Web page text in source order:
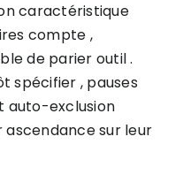
caractéristique
compte ,
de parier outil .
spécifier , pauses
auto-exclusion
sur leur